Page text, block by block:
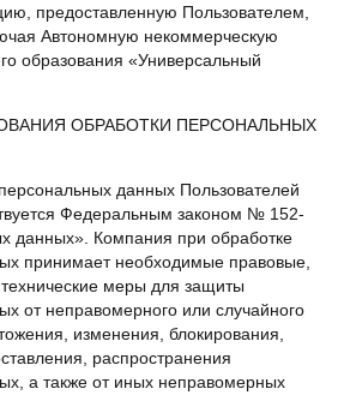
предоставленную Пользователем,
Автономную некоммерческую
образования «Универсальный
ОБРАБОТКИ ПЕРСОНАЛЬНЫХ
данных Пользователей
Федеральным законом № 152-
данных». Компания при обработке
принимает необходимые правовые,
меры для защиты
от неправомерного или случайного
изменения, блокирования,
распространения
а также от иных неправомерных